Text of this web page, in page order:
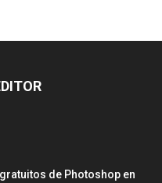
de Photoshop en